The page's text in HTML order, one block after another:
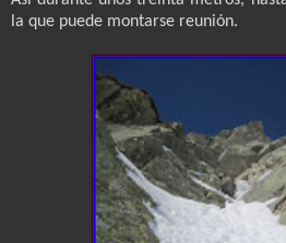
la que puede montarse reunión.